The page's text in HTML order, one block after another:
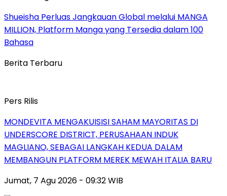
Shueisha Perluas Jangkauan Global melalui MANGA
MILLION, Platform Manga yang Tersedia dalam 100
Bahasa
Berita Terbaru
Pers Rilis
MONDEVITA MENGAKUISISI SAHAM MAYORITAS DI
UNDERSCORE DISTRICT, PERUSAHAAN INDUK
MAGLIANO, SEBAGAI LANGKAH KEDUA DALAM
MEMBANGUN PLATFORM MEREK MEWAH ITALIA BARU
Jumat, 7 Agu 2026 - 09:32 WIB